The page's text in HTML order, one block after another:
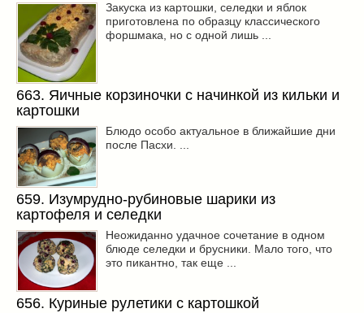
Закуска из картошки, селедки и яблок
приготовлена по образцу классического
форшмака, но с одной лишь ...
663. Яичные корзиночки с начинкой из кильки и
картошки
Блюдо особо актуальное в ближайшие дни
после Пасхи. ...
659. Изумрудно-рубиновые шарики из
картофеля и селедки
Неожиданно удачное сочетание в одном
блюде селедки и брусники. Мало того, что
это пикантно, так еще ...
656. Куриные рулетики с картошкой